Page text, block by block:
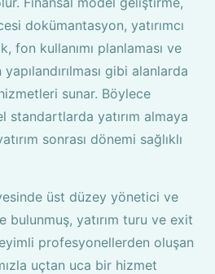
dokümantasyon, yatırımcı
fon kullanımı planlaması ve
gibi alanlarda
sunar. Böylece
standartlarda yatırım almaya
sonrası dönemi sağlıklı
üst düzey yönetici ve
bulunmuş, yatırım turu ve exit
profesyonellerden oluşan
uçtan uca bir hizmet